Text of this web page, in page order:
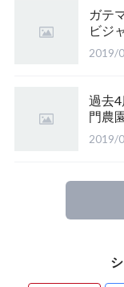
ガテ
ビジ
2019/
過去
門農
♪
2019/